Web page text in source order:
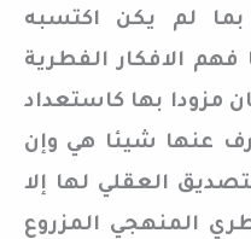
بما لم يكن اكتسبه
فهم الافكار الفطرية
مزودا بها كاستعداد
عنها شيئا هي وإن
العقلي لها إلا
المنهجي المزروع